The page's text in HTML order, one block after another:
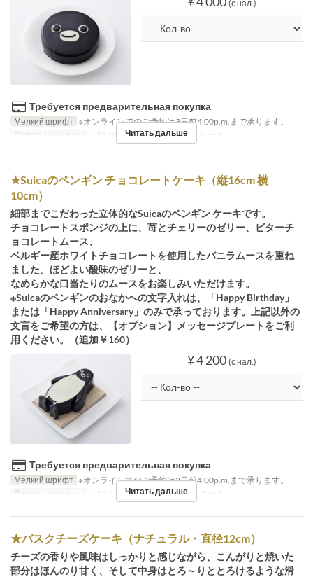
(с нал.)
Требуется предварительная покупка
Мелкий шрифт ※オンラインでのご予約は3日前4:00p.m.まで承ります。
Допустимые даты
~ 31 авг. Категория места ケーキ
Читать дальше
★Suicaのペンギン チョコレートケーキ（縦16cm 横
10cm）
細部までこだわった立体的なSuicaのペンギン ケーキです。
チョコレートスポンジの上に、苺とチェリーのゼリー、ビターチ
ョコレートムース、
ベルギー産ホワイトチョコレートを使用したバニラムースを重ね
ました。ほどよい酸味のゼリーと、
なめらかな口当たりのムースをお楽しみいただけます。
※Suicaのペンギンのおなかへの文字入れは、「Happy Birthday」
または「Happy Anniversary」のみで承っております。上記以外の
文言をご希望の方は、【オプション】メッセージプレートをご利
用ください。（追加￥160）
¥ 4 200 (с нал.)
Требуется предварительная покупка
Мелкий шрифт ※オンラインでのご予約は3日前4:00p.m.まで承ります。
Допустимые даты
~ 31 авг. Категория места ケーキ
Читать дальше
★バスクチーズケーキ（ナチュラル・直径12cm）
チーズの香りや風味はしっかりと感じながら、こんがりと焼いた
部分はほんのり甘く、そして中身はとろ～りととろけるような滑